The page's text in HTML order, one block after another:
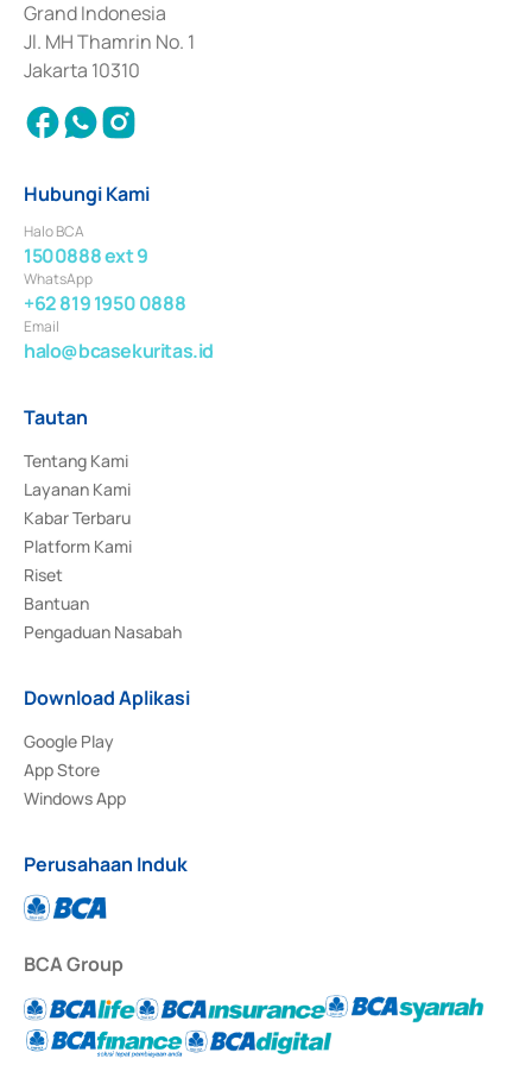
Grand Indonesia
Jl. MH Thamrin No. 1
Jakarta 10310
Hubungi Kami
Halo BCA
1500888 ext 9
WhatsApp
+62 819 1950 0888
Email
halo@bcasekuritas.id
Tautan
Tentang Kami
Layanan Kami
Kabar Terbaru
Platform Kami
Riset
Bantuan
Pengaduan Nasabah
Download Aplikasi
Google Play
App Store
Windows App
Perusahaan Induk
BCA Group